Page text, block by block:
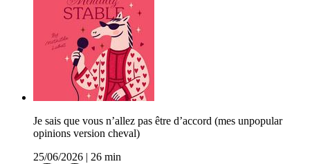
Je sais que vous n’allez pas être d’accord (mes unpopular
opinions version cheval)
25/06/2026
26 min